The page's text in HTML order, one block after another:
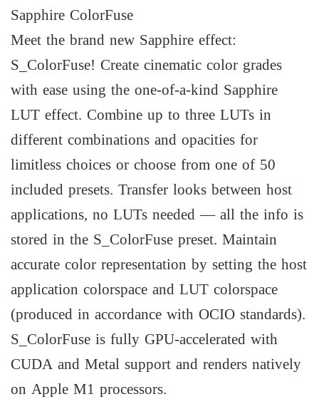
Sapphire ColorFuse
Meet the brand new Sapphire effect:
S_ColorFuse! Create cinematic color grades
with ease using the one-of-a-kind Sapphire
LUT effect. Combine up to three LUTs in
different combinations and opacities for
limitless choices or choose from one of 50
included presets. Transfer looks between host
applications, no LUTs needed — all the info is
stored in the S_ColorFuse preset. Maintain
accurate color representation by setting the host
application colorspace and LUT colorspace
(produced in accordance with OCIO standards).
S_ColorFuse is fully GPU-accelerated with
CUDA and Metal support and renders natively
on Apple M1 processors.